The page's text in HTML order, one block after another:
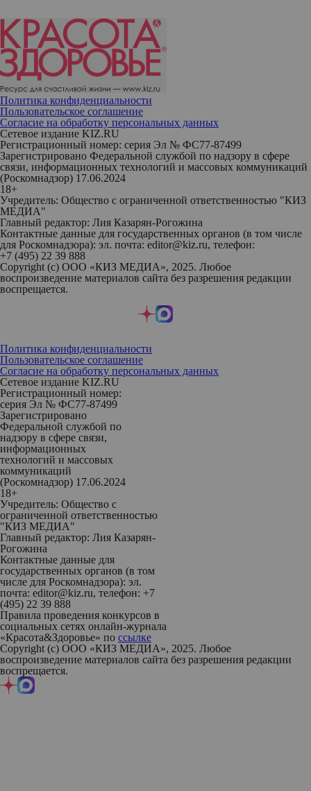
Политика конфиденциальности
Пользовательское соглашение
Согласие на обработку персональных данных
Сетевое издание KIZ.RU
Регистрационный номер: серия Эл № ФС77-87499
Зарегистрировано Федеральной службой по надзору в сфере
связи, информационных технологий и массовых коммуникаций
(Роскомнадзор) 17.06.2024
18+
Учредитель: Общество с ограниченной ответственностью "КИЗ
МЕДИА"
Главный редактор: Лия Казарян-Рогожина
Контактные данные для государственных органов (в том числе
для Роскомнадзора): эл. почта: editor@kiz.ru, телефон:
+7 (495) 22 39 888
Copyright (с) ООО «КИЗ МЕДИА», 2025. Любое
воспроизведение материалов сайта без разрешения редакции
воспрещается.
Политика конфиденциальности
Пользовательское соглашение
Согласие на обработку персональных данных
Сетевое издание KIZ.RU
Регистрационный номер:
серия Эл № ФС77-87499
Зарегистрировано
Федеральной службой по
надзору в сфере связи,
информационных
технологий и массовых
коммуникаций
(Роскомнадзор) 17.06.2024
18+
Учредитель: Общество с
ограниченной ответственностью
"КИЗ МЕДИА"
Главный редактор: Лия Казарян-
Рогожина
Контактные данные для
государственных органов (в том
числе для Роскомнадзора): эл.
почта: editor@kiz.ru, телефон: +7
(495) 22 39 888
Правила проведения конкурсов в
социальных сетях онлайн-журнала
«Красота&Здоровье» по ссылке
Copyright (с) ООО «КИЗ МЕДИА», 2025. Любое
воспроизведение материалов сайта без разрешения редакции
воспрещается.